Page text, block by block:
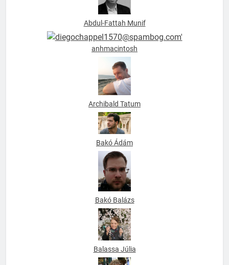
Abdul-Fattah Munif
anhmacintosh
Archibald Tatum
Bakó Ádám
Bakó Balázs
Balassa Júlia